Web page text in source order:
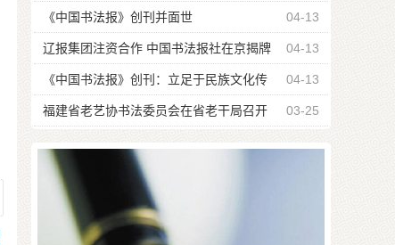
名单 04-13
《中国书法报》创刊并面世
04-13
辽报集团注资合作 中国书法报社在京揭牌
04-13
《中国书法报》创刊：立足于民族文化传
统 引领书坛 03-25
福建省老艺协书法委员会在省老干局召开